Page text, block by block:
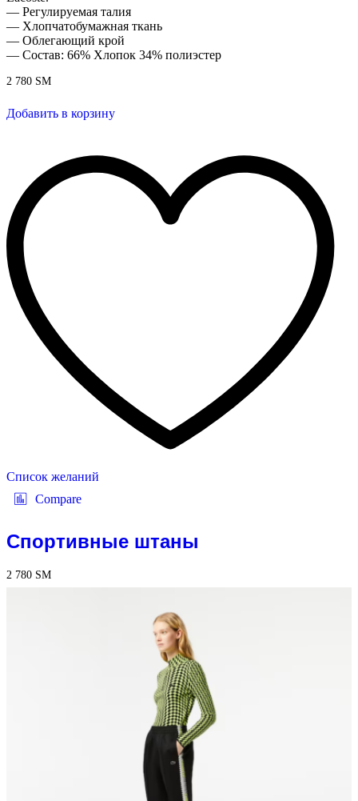
— Регулируемая талия
— Хлопчатобумажная ткань
— Облегающий крой
— Состав: 66% Хлопок 34% полиэстер
2 780 ЅМ
Добавить в корзину
Список желаний
Compare
Спортивные штаны
2 780 ЅМ